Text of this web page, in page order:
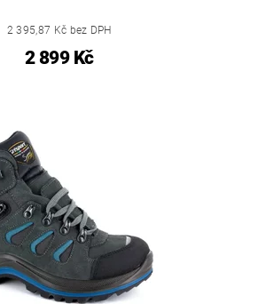
2 395,87 Kč bez DPH
2 899 Kč